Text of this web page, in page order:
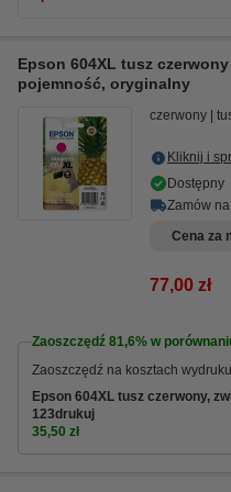
Epson 604XL tusz
pojemność, oryginalny
czerwony
Kliknij i
Dostępny
Zamów
Cena za
77,00 zł
Zaoszczędź 81,6% w
Zaoszczędź na kosztach
Epson 604XL tusz czerwony,
123drukuj
35,50 zł